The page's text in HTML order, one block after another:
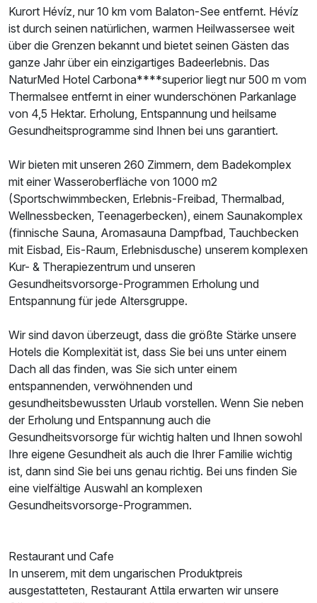
Einzelzimmer Deluxe
1 Erwachsenen
Ausstattung
Für 3 Tage p.P. ab233,00 €
Kurort Hévíz, nur 10 km vom Balaton-See entfernt. Hévíz
ist durch seinen natürlichen, warmen Heilwassersee weit
über die Grenzen bekannt und bietet seinen Gästen das
ganze Jahr über ein einzigartiges Badeerlebnis. Das
NaturMed Hotel Carbona****superior liegt nur 500 m vom
Thermalsee entfernt in einer wunderschönen Parkanlage
von 4,5 Hektar. Erholung, Entspannung und heilsame
Gesundheitsprogramme sind Ihnen bei uns garantiert.
Wir bieten mit unseren 260 Zimmern, dem Badekomplex
mit einer Wasseroberfläche von 1000 m2
(Sportschwimmbecken, Erlebnis-Freibad, Thermalbad,
Wellnessbecken, Teenagerbecken), einem Saunakomplex
(finnische Sauna, Aromasauna Dampfbad, Tauchbecken
mit Eisbad, Eis-Raum, Erlebnisdusche) unserem komplexen
Kur- & Therapiezentrum und unseren
Gesundheitsvorsorge-Programmen Erholung und
Entspannung für jede Altersgruppe.
Wir sind davon überzeugt, dass die größte Stärke unsere
Hotels die Komplexität ist, dass Sie bei uns unter einem
Dach all das finden, was Sie sich unter einem
entspannenden, verwöhnenden und
gesundheitsbewussten Urlaub vorstellen. Wenn Sie neben
der Erholung und Entspannung auch die
Gesundheitsvorsorge für wichtig halten und Ihnen sowohl
Ihre eigene Gesundheit als auch die Ihrer Familie wichtig
ist, dann sind Sie bei uns genau richtig. Bei uns finden Sie
eine vielfältige Auswahl an komplexen
Gesundheitsvorsorge-Programmen.
Restaurant und Cafe
In unserem, mit dem ungarischen Produktpreis
ausgestatteten, Restaurant Attila erwarten wir unsere